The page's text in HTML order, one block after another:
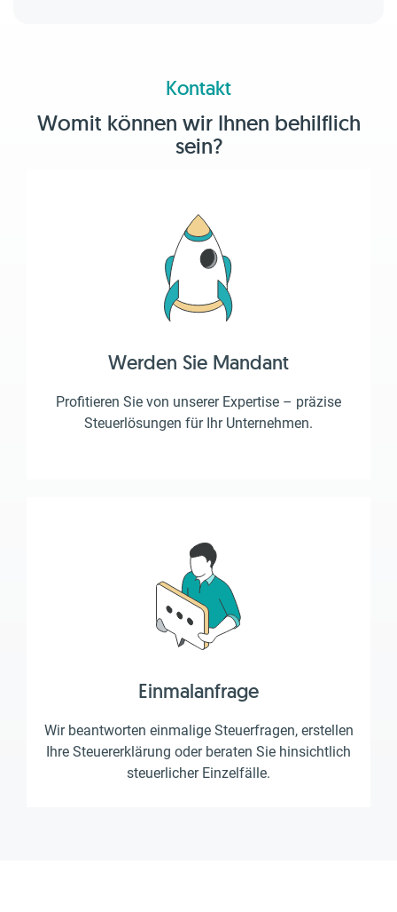
Kontakt
Womit können wir Ihnen behilflich
sein?
Werden Sie Mandant
Profitieren Sie von unserer Expertise – präzise
Steuerlösungen für Ihr Unternehmen.
Einmalanfrage
Wir beantworten einmalige Steuerfragen, erstellen
Ihre Steuererklärung oder beraten Sie hinsichtlich
steuerlicher Einzelfälle.